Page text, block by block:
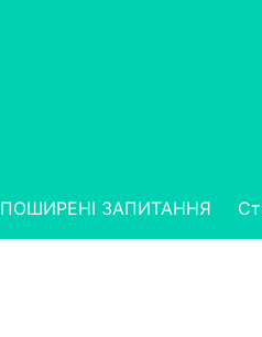
ПОШИРЕНІ ЗАПИТАННЯ